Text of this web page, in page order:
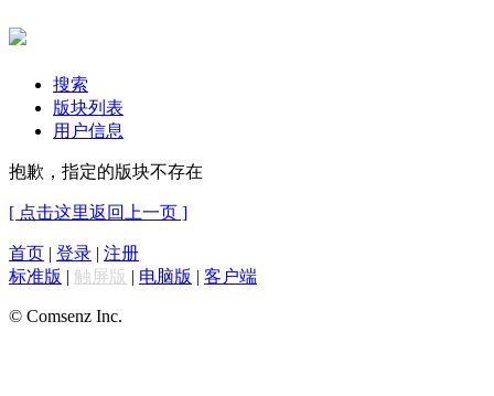
搜索
版块列表
用户信息
抱歉，指定的版块不存在
[ 点击这里返回上一页 ]
首页 | 登录 | 注册
标准版 | 触屏版 | 电脑版 | 客户端
© Comsenz Inc.